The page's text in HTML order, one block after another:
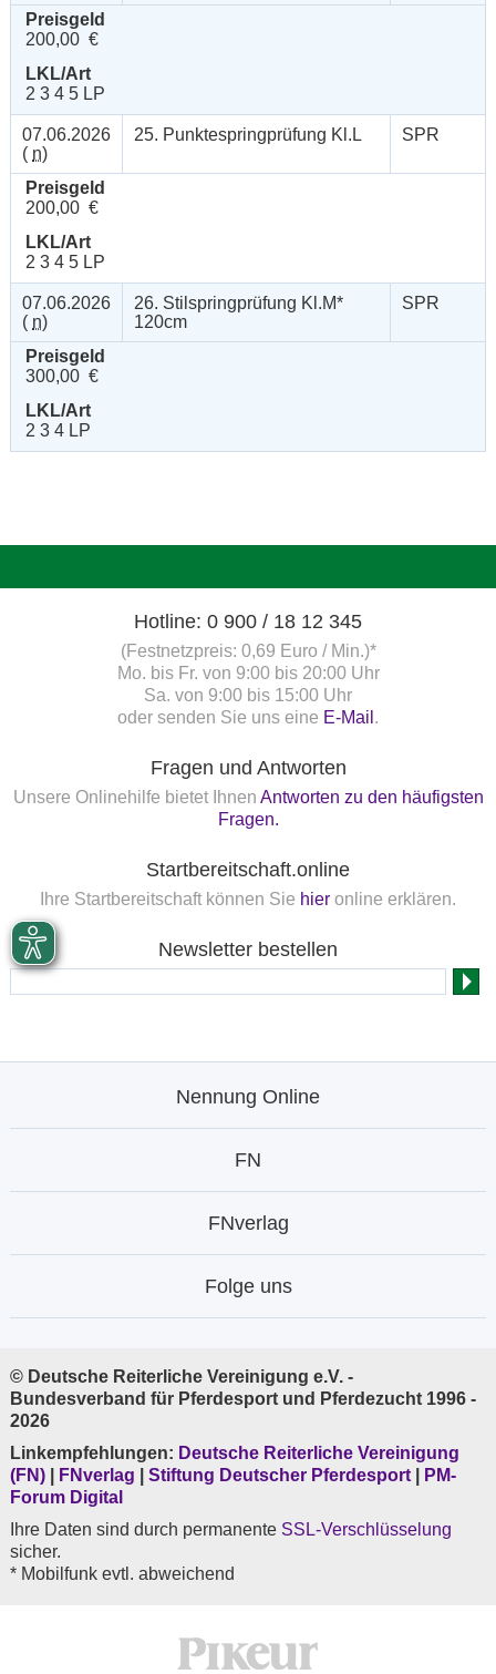
Preisgeld
200,00 €
LKL/Art
2 3 4 5 LP
07.06.2026
( n)
25. Punktespringprüfung Kl.L SPR
Preisgeld
200,00 €
LKL/Art
2 3 4 5 LP
07.06.2026
( n)
26. Stilspringprüfung Kl.M*
120cm
SPR
Preisgeld
300,00 €
LKL/Art
2 3 4 LP
Hotline: 0 900 / 18 12 345
(Festnetzpreis: 0,69 Euro / Min.)*
Mo. bis Fr. von 9:00 bis 20:00 Uhr
Sa. von 9:00 bis 15:00 Uhr
oder senden Sie uns eine E-Mail .
Fragen und Antworten
Unsere Onlinehilfe bietet Ihnen Antworten zu den häufigsten
Fragen.
Startbereitschaft.online
Ihre Startbereitschaft können Sie hier online erklären.
Newsletter bestellen
Nennung Online
FN
FNverlag
Folge uns
© Deutsche Reiterliche Vereinigung e.V. -
Bundesverband für Pferdesport und Pferdezucht 1996 -
2026
Linkempfehlungen: Deutsche Reiterliche Vereinigung
(FN)
FNverlag Stiftung Deutscher Pferdesport
PM-
Forum Digital
Ihre Daten sind durch permanente SSL-Verschlüsselung
sicher.
* Mobilfunk evtl. abweichend